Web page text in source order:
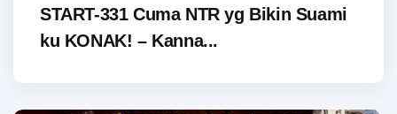
START-331 Cuma NTR yg Bikin Suami
ku KONAK! – Kanna...